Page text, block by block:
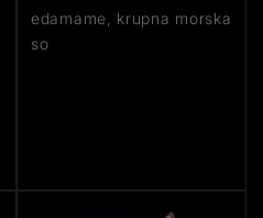
edamame, krupna morska
so